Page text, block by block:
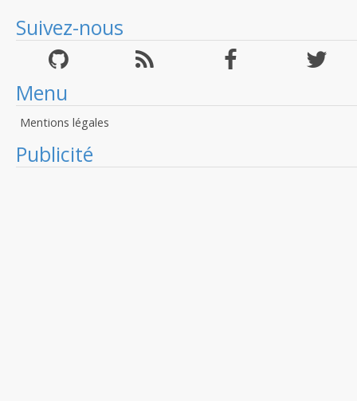
Suivez-nous
Menu
Mentions légales
Publicité